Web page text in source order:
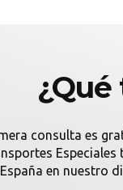
consulta es
Especiales
España en nuestro